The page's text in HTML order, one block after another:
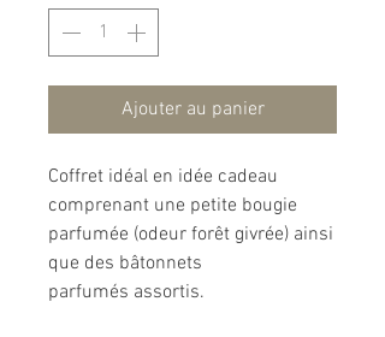
Ajouter au panier
Coffret idéal en idée cadeau
comprenant une petite bougie
parfumée (odeur forêt givrée) ainsi
que des bâtonnets
parfumés assortis.